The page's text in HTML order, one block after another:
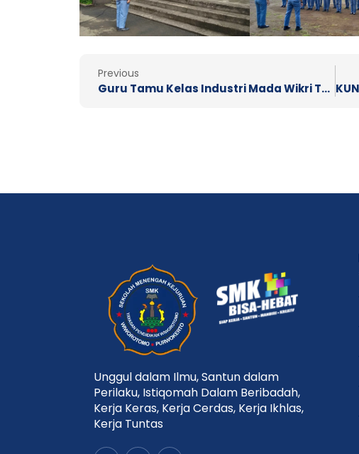
Prev
Previous
Guru Tamu Kelas Industri Mada Wikri Tunggal
Unggul dalam Ilmu, Santun dalam
Perilaku, Istiqomah Dalam Beribadah,
Kerja Keras, Kerja Cerdas, Kerja Ikhlas,
Kerja Tuntas
Y F I